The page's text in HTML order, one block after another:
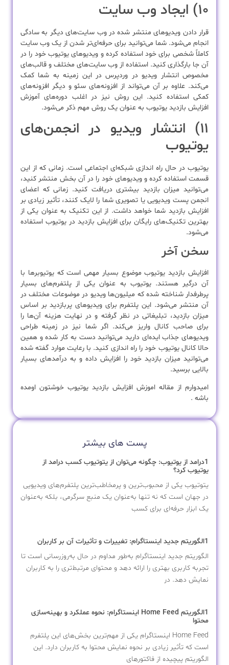
۱۰) ایجاد وب سایت
قرار دادن ویدیوهای منتشر شده در وب سایت‌های دیگر به سادگی
انجام می‌شود. شما می‌توانید برای حرفه‌ای‌تر شدن از یک وب سایت
کاملاً شخصی برای خود استفاده کرده و ویدیوهای یوتیوب خود را در
آن جا بارگذاری کنید. استفاده از وب سایت‌های مختلف و قالب‌های
مخصوص انتشار ویدیو در وردپرس در این زمینه به شما کمک
می‌کند. علاوه بر آن می‌تواند از افزونه‌های سئو و دیگر افزونه‌های
کمکی استفاده کنید. این روش نیز در اغلب دوره‌های آموزش
افزایش بازدید یوتیوب به عنوان یک روش مهم ذکر می‌شود.
۱۱) انتشار ویدیو در انجمن‌های
یوتیوب
یوتیوب در حال راه اندازی شبکه‌ای اجتماعی است. زمانی که از این
قسمت استفاده کرده و ویدیوهای خود را در آن بخش منتشر کنید،
می‌توانید میزان بازدید بیشتری دریافت کنید. زمانی که اعضای
انجمن پست ویدیویی یا تصویری شما را لایک کنند، تأثیر زیادی بر
افزایش بازدید شما خواهد داشت. از این تکنیک به عنوان یکی از
بهترین تکنیک‌های رایگان برای افزایش بازدید در یوتیوب استفاده
می‌شود.
سخن آخر
افزایش بازدید یوتیوب موضوع بسیار مهمی است که یوتیوبرها با
آن درگیر هستند. یوتیوب به عنوان یکی از پلتفرم‌های بسیار
پرطرفدار شناخته شده که میلیون‌ها ویدیو در موضوعات مختلف در
آن منتشر می‌شود. این پلتفرم برای ویدیوهای پربازدید بر اساس
میزان بازدید، تبلیغاتی در نظر گرفته و در نهایت هزینه آن‌ها را
برای صاحب کانال واریز می‌کند. اگر شما نیز در زمینه طراحی
ویدیوهای جذاب ایده‌ای دارید می‌توانید دست به کار شده و همین
حالا کانال یوتیوب خود را راه اندازی کنید. با رعایت موارد گفته شده
می‌توانید میزان بازدید خود را افزایش داده و به درآمدهای بسیار
بالایی برسید.
امیدوارم از مقاله اموزش افزایش بازدید یوتیوب خوشتون اومده
باشه .
پست های بیشتر
1درامد از یوتیوب: چگونه می‌توان از یتوتیوب کسب درامد از
یوتیوب کرد؟
یتوتیوب یکی از محبوب‌ترین و پرمخاطب‌ترین پلتفرم‌های ویدیویی
در جهان است که نه تنها به‌عنوان یک منبع سرگرمی، بلکه به‌عنوان
یک ابزار حرفه‌ای برای کسب
1الگوریتم جدید اینستاگرام: تغییرات و تأثیرات آن بر کاربران
الگوریتم جدید اینستاگرام به‌طور مداوم در حال به‌روزرسانی است تا
تجربه کاربری بهتری را ارائه دهد و محتوای مرتبط‌تری را به کاربران
نمایش دهد. در
1الگوریتم Home Feed اینستاگرام: نحوه عملکرد و بهینه‌سازی
محتوا
Home Feed اینستاگرام یکی از مهم‌ترین بخش‌های این پلتفرم
است که تأثیر زیادی بر نحوه نمایش محتوا به کاربران دارد. این
الگوریتم پیچیده از فاکتورهای